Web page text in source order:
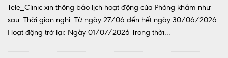
Tele_Clinic xin thông báo lịch hoạt động của Phòng khám như
sau: Thời gian nghỉ: Từ ngày 27/06 đến hết ngày 30/06/2026
Hoạt động trở lại: Ngày 01/07/2026 Trong thời...